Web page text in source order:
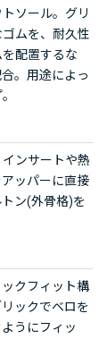
ソール。グリ
ムを、耐久性
配置するな
。用途によっ
ンサートや熱
ッパーに直接
ン(外骨格)を
クフィット構
ックでベロを
うにフィッ